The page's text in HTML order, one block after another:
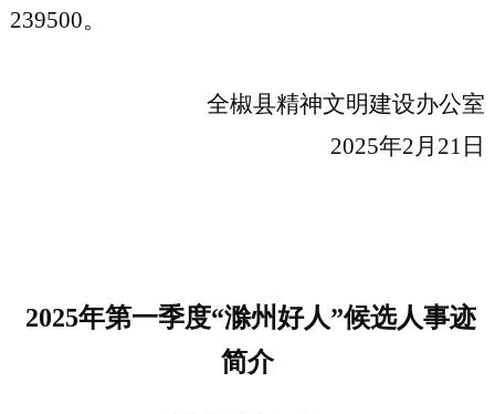
239500。
全椒县精神文明建设办公室
2025年2月21日
2025年第一季度“滁州好人”候选人事迹
简介